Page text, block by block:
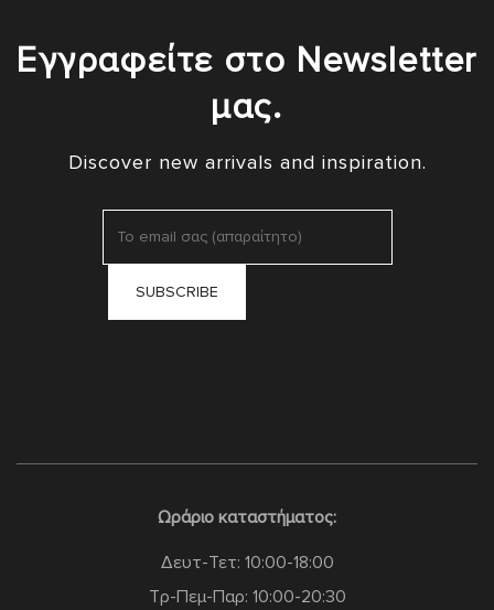
Εγγραφείτε στο Newsletter
μας.
Discover new arrivals and inspiration.
Ωράριο καταστήματος:
Δευτ-Τετ: 10:00-18:00
Τρ-Πεμ-Παρ: 10:00-20:30